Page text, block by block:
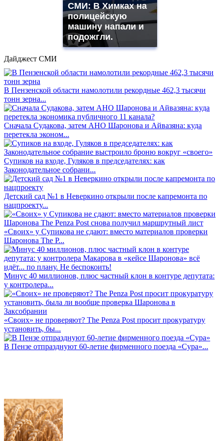
СМИ: В Химках на
полицейскую
машину напали и
подожгли.
Дайджест СМИ
В Пензенской области намолотили рекордные 462,3 тысячи
тонн зерна...
Сначала Судакова, затем АНО Шаронова и Айвазяна: куда
перетекла эконом...
Супиков на входе, Гуляков в председателях: как
Законодательное собрани...
Детский сад №1 в Неверкино открыли после капремонта по
нацпроекту...
«Своих» у Супикова не сдают: вместо материалов проверки
Шаронова The P...
Минус 40 миллионов, плюс частный клон в контуре депутата:
у контролера...
«Своих» не проверяют? The Penza Post просит прокуратуру
установить, бы...
В Пензе отпразднуют 60-летие фирменного поезда «Сура»...